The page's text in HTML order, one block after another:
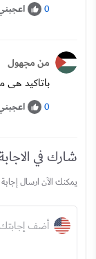
0
من مجهول
باتاكيد هى
0
شارك في
يمكنك الآن ارسال
أضف